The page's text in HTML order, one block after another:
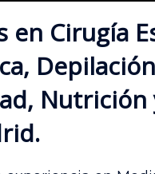
en Cirugía
Nutrición